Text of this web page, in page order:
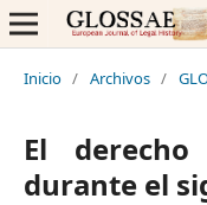
Inicio / Archivos /
El
durante el